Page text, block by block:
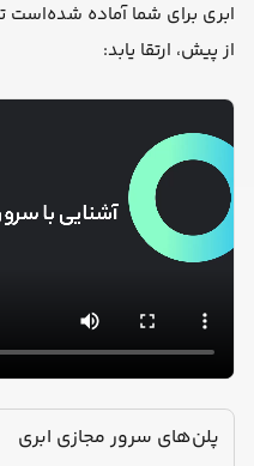
ابری برای شما آماده شده‌است
از پیش، ارتقا یابد:
پلن‌های سرور مجازی ابری